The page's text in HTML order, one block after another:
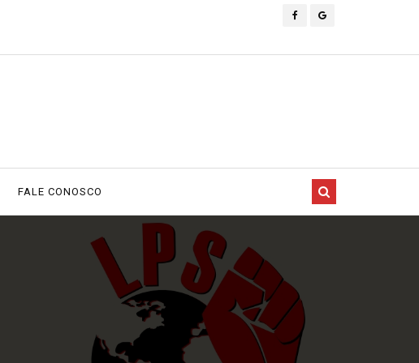
FALE CONOSCO